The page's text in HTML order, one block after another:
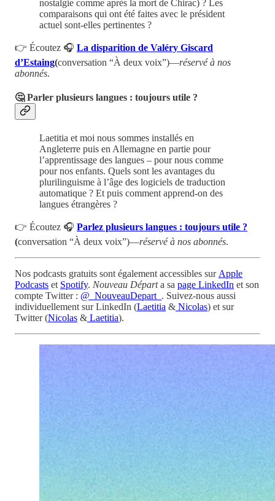
nostalgie comme après la mort de Chirac) ? Les
comparaisons qui ont été faites avec le président
actuel sont-elles pertinentes ?
👉 Écoutez 🎧 La disparition de Valéry Giscard
d’Estaing(conversation “À deux voix”)—réservé à nos
abonnés.
🤔 Parler plusieurs langues : toujours utile ?
Laetitia et moi nous sommes installés en
Angleterre puis en Allemagne en partie pour
l’apprentissage des langues – pour nous comme
pour nos enfants. Quels sont les avantages du
plurilinguisme à l’âge des logiciels de traduction
automatique ? Et puis comment apprend-on des
langues étrangères ?
👉 Écoutez 🎧 Parlez plusieurs langues : toujours utile ?
(conversation “À deux voix”)—réservé à nos abonnés.
Nos podcasts gratuits sont également accessibles sur Apple
Podcasts et Spotify. Nouveau Départa sa page LinkedIn et son
compte Twitter : @_NouveauDepart_ . Suivez-nous aussi
individuellement sur LinkedIn (Laetitia & Nicolas) et sur
Twitter (Nicolas & Laetitia).